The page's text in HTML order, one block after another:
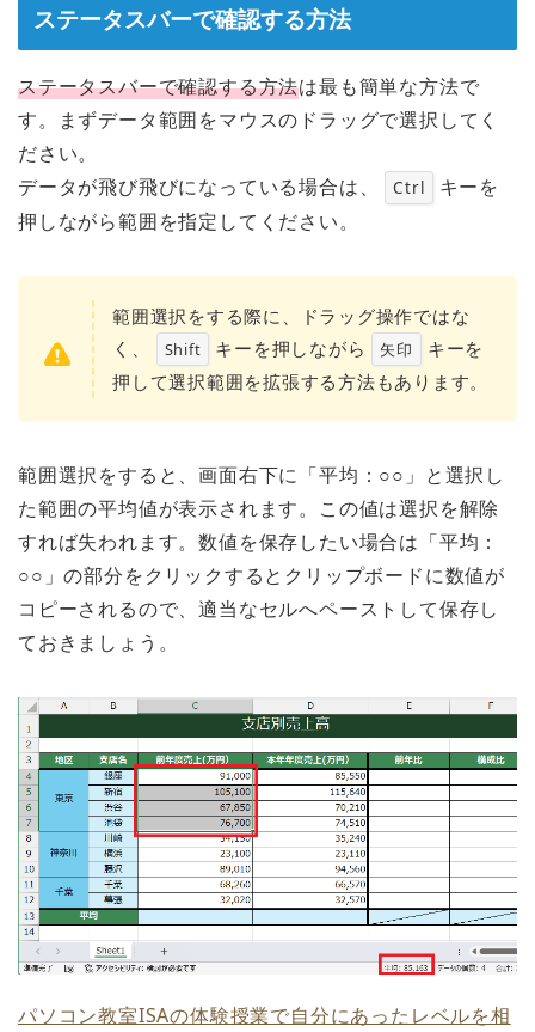
ステータスバーで確認する方法
ステータスバーで確認する方法は最も簡単な方法で
す。まずデータ範囲をマウスのドラッグで選択してく
ださい。
データが飛び飛びになっている場合は、
Ctrl
キーを
押しながら範囲を指定してください。
範囲選択をする際に、ドラッグ操作ではな
く、
Shift キーを押しながら 矢印
キーを
押して選択範囲を拡張する方法もあります。
範囲選択をすると、画面右下に「平均：○○」と選択し
た範囲の平均値が表示されます。この値は選択を解除
すれば失われます。数値を保存したい場合は「平均：
○○」の部分をクリックするとクリップボードに数値が
コピーされるので、適当なセルへペーストして保存し
ておきましょう。
パソコン教室ISAの体験授業で自分にあったレベルを相